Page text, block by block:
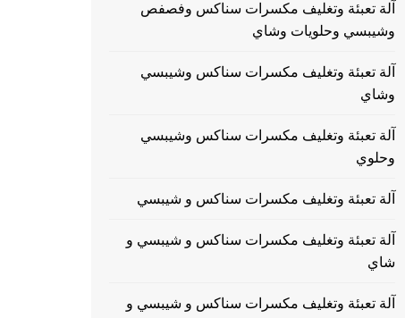
آلة تعبئة وتغليف مكسرات سناكس وفصفص
وشيبسي وحلويات وشاي
آلة تعبئة وتغليف مكسرات سناكس وشيبسي
وشاي
آلة تعبئة وتغليف مكسرات سناكس وشيبسي
وحلوي
آلة تعبئة وتغليف مكسرات سناكس و شيبسي
آلة تعبئة وتغليف مكسرات سناكس و شيبسي و
شاي
آلة تعبئة وتغليف مكسرات سناكس و شيبسي و